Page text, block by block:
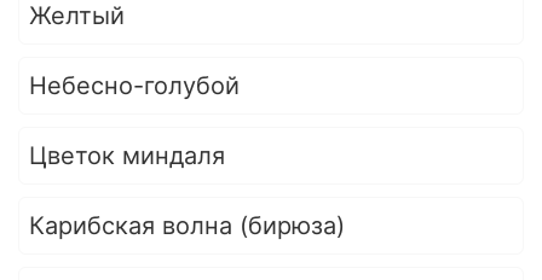
Желтый
Небесно-голубой
Цветок миндаля
Карибская волна (бирюза)